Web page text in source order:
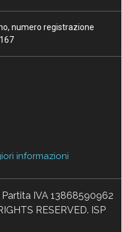
numero registrazione
informazioni
IVA 13868590962
RESERVED. ISP